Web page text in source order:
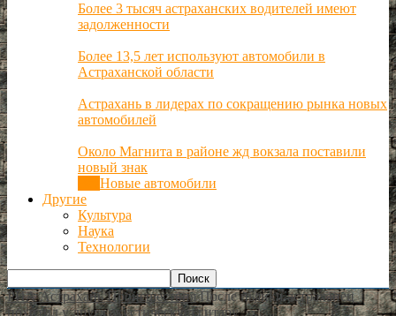
Более 3 тысяч астраханских водителей имеют
задолженности
Более 13,5 лет используют автомобили в
Астраханской области
Астрахань в лидерах по сокращению рынка новых
автомобилей
Около Магнита в районе жд вокзала поставили
новый знак
Новые автомобили
Другие
Культура
Наука
Технологии
РИА Астрахань Происшествия После пьянки астраханец
похитил у друга акустическую гитару